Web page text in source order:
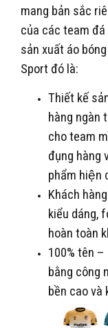
mang bản sắc
của các team
sản xuất áo
Sport đó là:
Thiết kế
hàng ngàn
cho team
đụng hàng
phẩm hiện
Khách
kiểu dáng,
hoàn toàn
100% tên
bằng công
bền cao và